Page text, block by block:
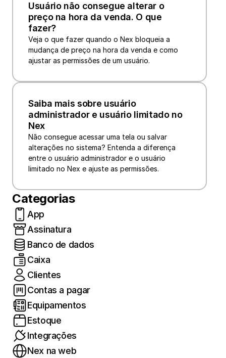
Usuário não consegue alterar o
preço na hora da venda. O que
fazer?
Veja o que fazer quando o Nex bloqueia a
mudança de preço na hora da venda e como
ajustar as permissões de um usuário.
Saiba mais sobre usuário
administrador e usuário limitado no
Nex
Não consegue acessar uma tela ou salvar
alterações no sistema? Entenda a diferença
entre o usuário administrador e o usuário
limitado no Nex e ajuste as permissões.
Categorias
App
Assinatura
Banco de dados
Caixa
Clientes
Contas a pagar
Equipamentos
Estoque
Integrações
Nex na web